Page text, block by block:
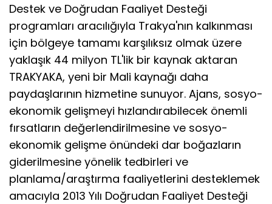
Destek ve Doğrudan Faaliyet Desteği
programları aracılığıyla Trakya'nın kalkınması
için bölgeye tamamı karşılıksız olmak üzere
yaklaşık 44 milyon TL'lik bir kaynak aktaran
TRAKYAKA, yeni bir Mali kaynağı daha
paydaşlarının hizmetine sunuyor. Ajans, sosyo-
ekonomik gelişmeyi hızlandırabilecek önemli
fırsatların değerlendirilmesine ve sosyo-
ekonomik gelişme önündeki dar boğazların
giderilmesine yönelik tedbirleri ve
planlama/araştırma faaliyetlerini desteklemek
amacıyla 2013 Yılı Doğrudan Faaliyet Desteği